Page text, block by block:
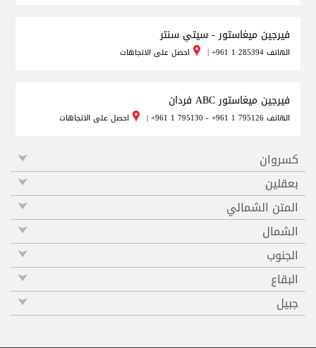
فيرجين ميغاستور - سيتي سنتر
الهاتف+961 1 285394
| احصل على الاتجاهات
فيرجين ميغاستور ABC فردان
الهاتف+961 1 795130 - +961 1 795126
| احصل على الاتجاهات
كسروان
بعقلين
المتن الشمالي
الشمال
الجنوب
البقاع
جبيل